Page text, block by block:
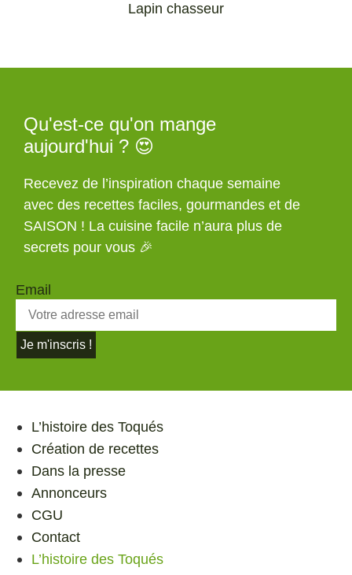
Lapin chasseur
Qu'est-ce qu'on mange
aujourd'hui ? 😍
Recevez de l’inspiration chaque semaine
avec des recettes faciles, gourmandes et de
SAISON ! La cuisine facile n’aura plus de
secrets pour vous 🎉
Email
Je m'inscris !
L’histoire des Toqués
Création de recettes
Dans la presse
Annonceurs
CGU
Contact
L’histoire des Toqués